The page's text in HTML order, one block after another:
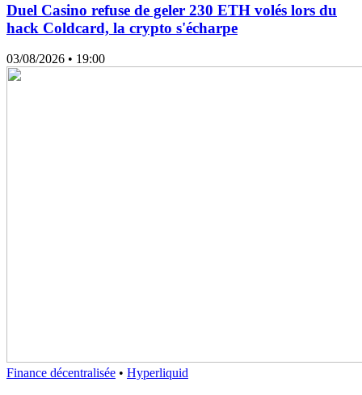
Duel Casino refuse de geler 230 ETH volés lors du
hack Coldcard, la crypto s'écharpe
03/08/2026 • 19:00
Finance décentralisée • Hyperliquid